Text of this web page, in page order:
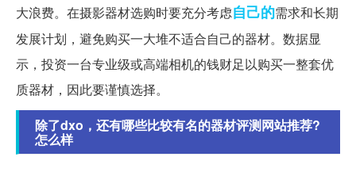
大浪费。在摄影器材选购时要充分考虑自己的需求和长期
发展计划，避免购买一大堆不适合自己的器材。数据显
示，投资一台专业级或高端相机的钱财足以购买一整套优
质器材，因此要谨慎选择。
除了dxo，还有哪些比较有名的器材评测网站推荐?
怎么样